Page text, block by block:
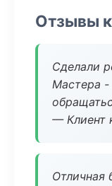
Отзывы
Сделали
Мастера
— Клиент
Отличная